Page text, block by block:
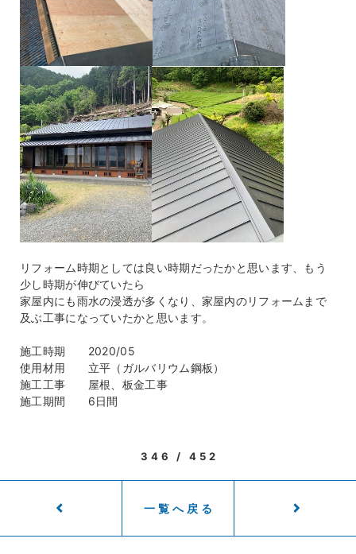
リフォーム時期としては良い時期だったかと思います、もう
少し時期が伸びていたら
家屋内にも雨水の浸透が多くなり、家屋内のリフォームまで
及ぶ工事になっていたかと思います。
施工時期 2020/05
使用材用 立平（ガルバリウム鋼板）
施工工事 屋根、板金工事
施工期間 6日間
346 / 452
一覧へ戻る